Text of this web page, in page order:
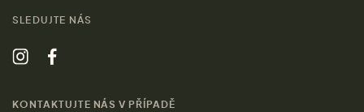
SLEDUJTE NÁS
KONTAKTUJTE NÁS V PŘÍPADĚ